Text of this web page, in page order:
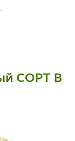
СОРТ В